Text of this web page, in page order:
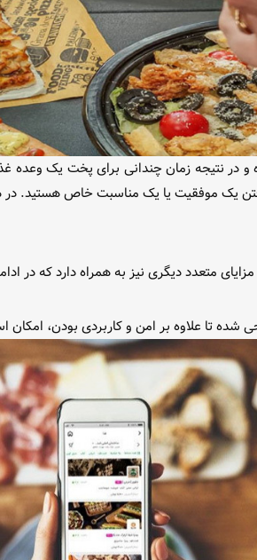
در نتیجه زمان چندانی برای پخت یک وعده
یک موفقیت یا یک مناسبت خاص هستید.
متعدد دیگری نیز به همراه دارد که در
شده تا علاوه بر امن و کاربردی بودن، امکان